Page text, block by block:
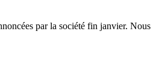
par la société fin janvier. Nous